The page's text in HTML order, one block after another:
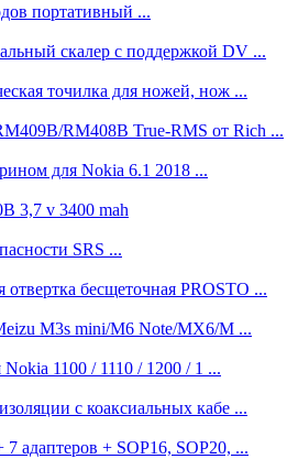
портативный ...
скалер с поддержкой DV ...
точилка для ножей, нож ...
RM408B True-RMS от Rich ...
для Nokia 6.1 2018 ...
3,7 v 3400 mah
SRS ...
отвертка бесщеточная PROSTO ...
M3s mini/M6 Note/MX6/M ...
1100 / 1110 / 1200 / 1 ...
с коаксиальных кабе ...
адаптеров + SOP16, SOP20, ...